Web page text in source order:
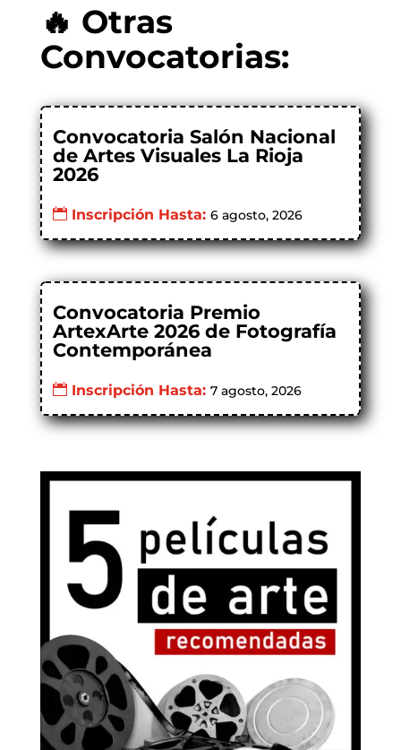
🔥 Otras
Convocatorias:
Convocatoria Salón Nacional
de Artes Visuales La Rioja
2026
Inscripción Hasta: 6 agosto, 2026
Convocatoria Premio
ArtexArte 2026 de Fotografía
Contemporánea
Inscripción Hasta: 7 agosto, 2026